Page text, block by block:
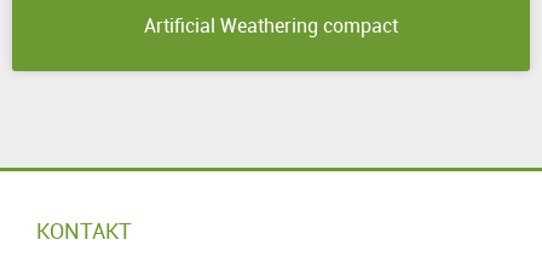
Artificial Weathering compact
KONTAKT